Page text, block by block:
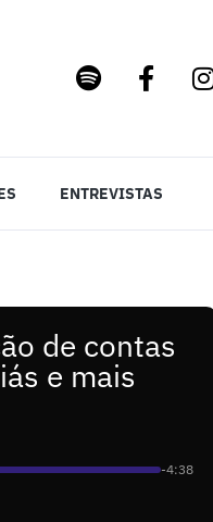
ENTREVISTAS
de contas
e mais
-4:38